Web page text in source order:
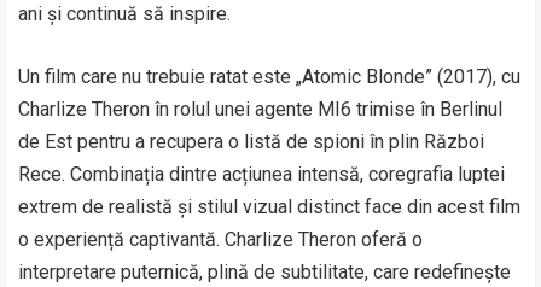
ani și continuă să inspire.
Un film care nu trebuie ratat este „Atomic Blonde” (2017), cu
Charlize Theron în rolul unei agente MI6 trimise în Berlinul
de Est pentru a recupera o listă de spioni în plin Război
Rece. Combinația dintre acțiunea intensă, coregrafia luptei
extrem de realistă și stilul vizual distinct face din acest film
o experiență captivantă. Charlize Theron oferă o
interpretare puternică, plină de subtilitate, care redefinește